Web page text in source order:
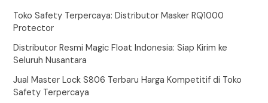
Toko Safety Terpercaya: Distributor Masker RQ1000
Protector
Distributor Resmi Magic Float Indonesia: Siap Kirim ke
Seluruh Nusantara
Jual Master Lock S806 Terbaru Harga Kompetitif di Toko
Safety Terpercaya